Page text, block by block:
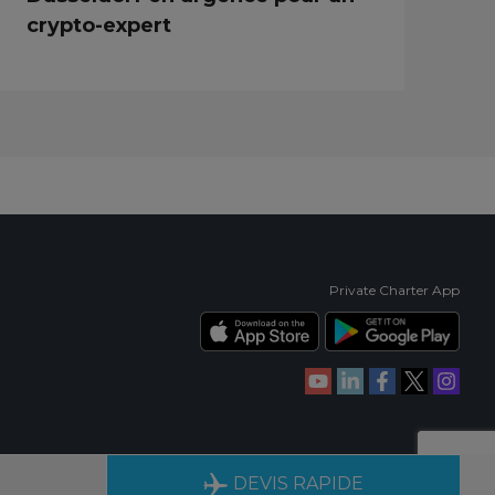
crypto-expert
DEVIS RAPIDE
DISPONIBLES 24H/24, 7J/7
Private Charter App